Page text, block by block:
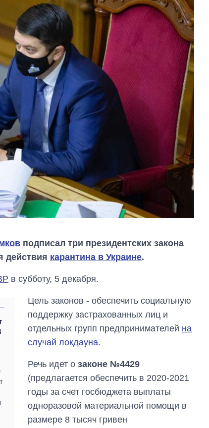
подписал три президентских закона
действия карантина в Украине.
в субботу, 5 декабря.
Цель законов - обеспечить социальную
поддержку застрахованных лиц и
отдельных групп предпринимателей на
случай локдауна.
Речь идет озаконе №4429
(предлагается обеспечить в 2020-2021
годы за счет госбюджета выплаты
одноразовой материальной помощи в
размере 8 тысяч гривен
Как выросли
тарифы на
холодную воду в